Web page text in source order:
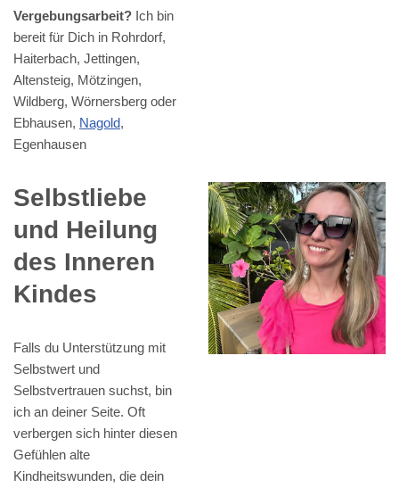
Vergebungsarbeit? Ich bin
bereit für Dich in Rohrdorf,
Haiterbach, Jettingen,
Altensteig, Mötzingen,
Wildberg, Wörnersberg oder
Ebhausen, Nagold,
Egenhausen
Selbstliebe
und Heilung
des Inneren
Kindes
Falls du Unterstützung mit
Selbstwert und
Selbstvertrauen suchst, bin
ich an deiner Seite. Oft
verbergen sich hinter diesen
Gefühlen alte
Kindheitswunden, die dein